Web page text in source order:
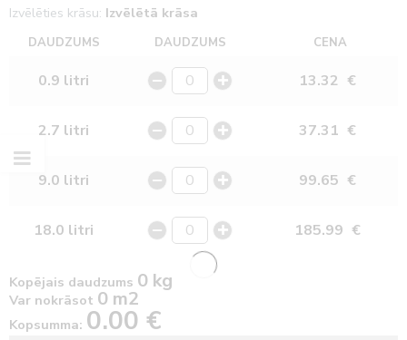
Izvēlēties krāsu: Izvēlētā krāsa
DAUDZUMS DAUDZUMS CENA
0.9 litri 13.32 €
2.7 litri 37.31 €
9.0 litri 99.65 €
18.0 litri 185.99 €
Kopējais daudzums 0 kg
Var nokrāsot 0 m2
Kopsumma: 0.00 €